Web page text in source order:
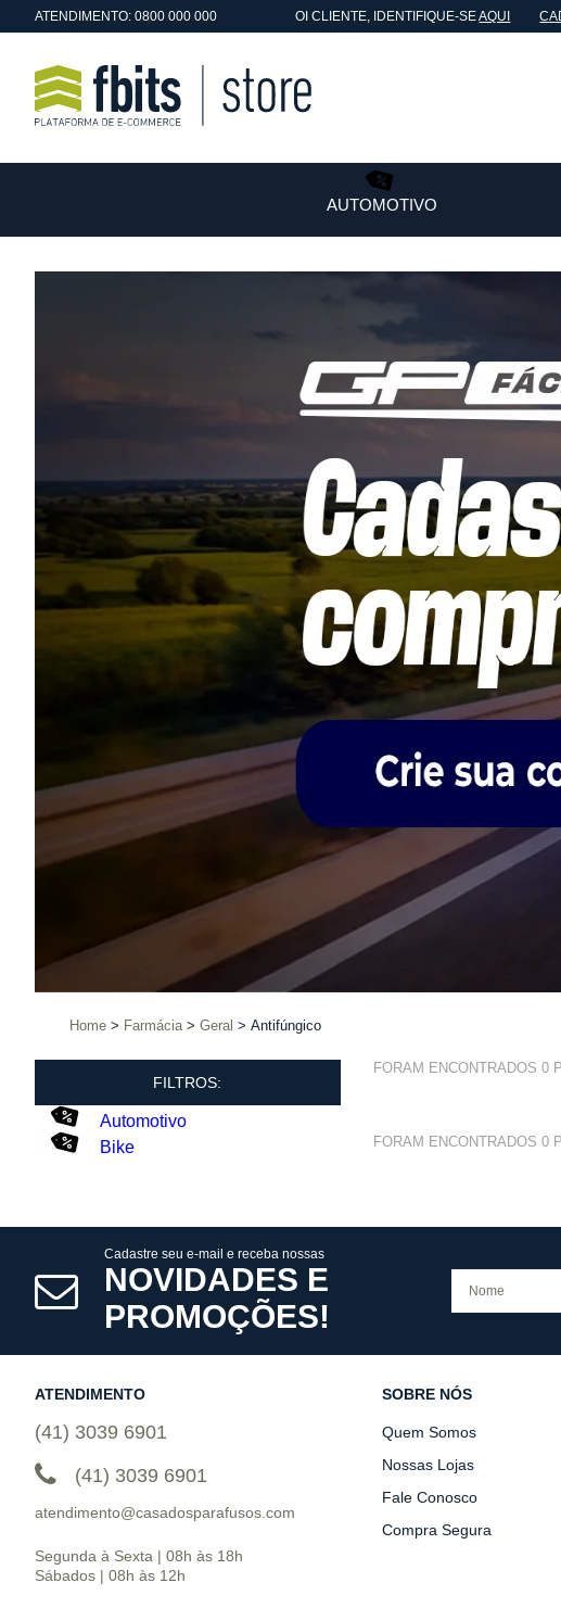
ATENDIMENTO: 0800 000 000 OICLIENTE, IDENTIFIQUE-SEAQUI
AUTOMOTIVO
Home Farmácia Geral Antifúngico
FILTROS:
Automotivo
Bike
FORAM ENCONTRADOS 0
FORAM ENCONTRADOS 0
Cadastre seu e-mail e receba nossas
NOVIDADES E
PROMOÇÕES!
ATENDIMENTO
(41) 3039 6901
(41) 3039 6901
atendimento@casadosparafusos.com
Segunda à Sexta | 08h às 18h
Sábados | 08h às 12h
SOBRE NÓS
Quem Somos
Nossas Lojas
Fale Conosco
Compra Segura